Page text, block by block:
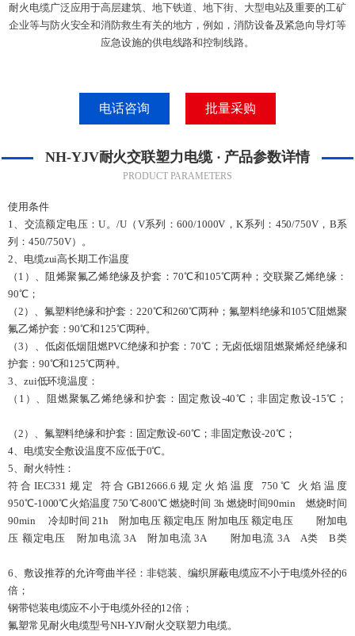
耐火电缆广泛应用于高层建筑、地下铁道、地下街、大型电站及重要的工矿
企业等与防火安全和消防救生有关的地方，例如，消防设备及紧急向导灯等
应急设施的供电线路和控制线路。
电话咨询 批量采购
NH-YJV耐火交联塑力电缆 · 产品参数详情
PRODUCT PARAMETERS
使用条件
1、交流额定电压：U。/U（V系列：600/1000V，K系列：450/750V，B系
列：450/750V）。
2、电缆zui高长期工作温度
（1）、阻烯聚氟乙烯绝缘及护套：70℃和105℃两种；交联聚乙烯绝缘：
90℃；
（2）、氟塑料绝缘和护套：220℃和260℃两种；氟塑料绝缘和105℃阻燃聚
氟乙烯护套：90℃和125℃两种。
（3）、低卤低烟阻燃PVC绝缘和护套：70℃；无卤低烟阻燃聚烯烃绝缘和
护套：90℃和125℃两种。
3、zui低环境温度：
（1）、阻燃聚氯乙烯绝缘和护套：固定敷设-40℃；非固定敷设-15℃；
（2）、氟塑料绝缘和护套：固定敷设-60℃；非固定敷设-20℃；
4、电缆安全敷设温度不应低于0℃。
5、耐火特性：
符合IEC331规定 符合GB12666.6规定火焰温度 750℃ 火焰温度
950℃-1000℃火焰温度 750℃-800℃ 燃烧时间 3h 燃烧时间90min 燃烧时间
90min 冷却时间 21h 附加电压 额定电压 附加电压 额定电压 附加电
压 额定电压 附加电流 3A 附加电流 3A 附加电流 3A A类 B类
6、敷设推荐的允许弯曲半径：非铠装、编织屏蔽电缆应不小于电缆外径的6
倍；
钢带铠装电缆应不小于电缆外径的12倍；
氟塑常见耐火电缆型号NH-YJV耐火交联塑力电缆。